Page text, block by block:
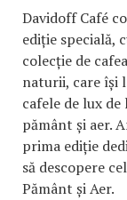
Davidoff Café
ediție specială,
colecție de
naturii, care își
cafele de lux
pământ și aer.
prima ediție
să descopere
Pământ și Aer.